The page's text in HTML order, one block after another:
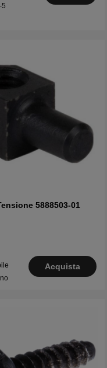
5888503-01
Acquista